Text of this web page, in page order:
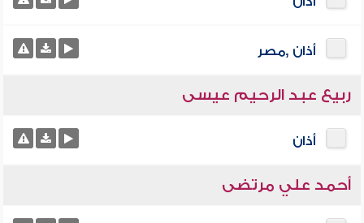
أذان ,مصر
ربيع عبد الرحيم عيسى
أذان
أحمد علي مرتضى